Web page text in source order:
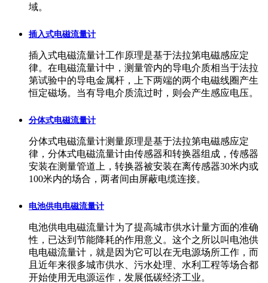
域。
插入式电磁流量计
插入式电磁流量计工作原理是基于法拉第电磁感应定
律。在电磁流量计中，测量管内的导电介质相当于法拉
第试验中的导电金属杆，上下两端的两个电磁线圈产生
恒定磁场。当有导电介质流过时，则会产生感应电压。
分体式电磁流量计
分体式电磁流量计测量原理是基于法拉第电磁感应定
律，分体式电磁流量计由传感器和转换器组成，传感器
安装在测量管道上，转换器被安装在离传感器30米内或
100米内的场合，两者间由屏蔽电缆连接。
电池供电电磁流量计
电池供电电磁流量计为了提高城市供水计量方面的准确
性，已达到节能降耗的作用意义。这个之所以叫电池供
电电磁流量计，就是因为它可以在无电源场所工作，而
且近年来很多城市供水、污水处理、水利工程等场合都
开始使用无电源运作，发展低碳经济工业。